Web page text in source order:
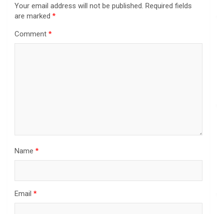
Your email address will not be published. Required fields
are marked *
Comment *
Name *
Email *